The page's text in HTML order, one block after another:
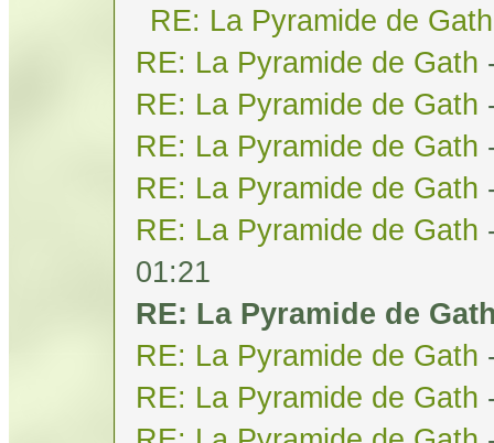
RE: La Pyramide de Gath
RE: La Pyramide de Gath
RE: La Pyramide de Gath
RE: La Pyramide de Gath
RE: La Pyramide de Gath
RE: La Pyramide de Gath
01:21
RE: La Pyramide de
RE: La Pyramide de Gath
RE: La Pyramide de Gath